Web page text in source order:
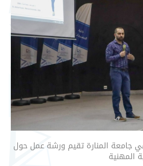
في جامعة المنارة تقيم ورشة عمل حول
المهنية